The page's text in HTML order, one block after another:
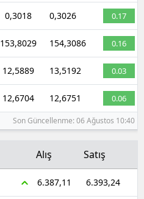
0,3018 0,3026 0.17
153,8029 154,3086 0.16
12,5889 13,5192 0.03
12,6704 12,6751 0.06
Son Güncellenme: 06 Ağustos 10:40
Alış Satış
6.387,11 6.393,24